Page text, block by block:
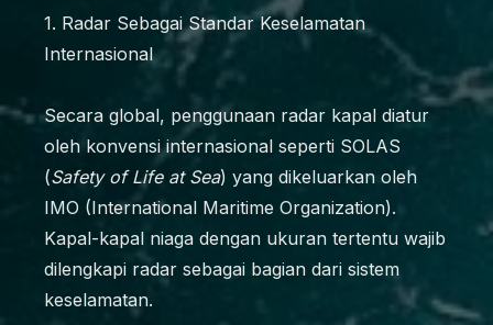
1. Radar Sebagai Standar Keselamatan
Internasional
Secara global, penggunaan radar kapal diatur
oleh konvensi internasional seperti SOLAS
(Safety of Life at Sea) yang dikeluarkan oleh
IMO (International Maritime Organization).
Kapal-kapal niaga dengan ukuran tertentu wajib
dilengkapi radar sebagai bagian dari sistem
keselamatan.